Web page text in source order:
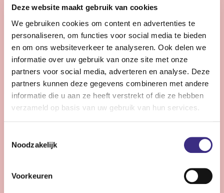
Deze website maakt gebruik van cookies
We gebruiken cookies om content en advertenties te
personaliseren, om functies voor social media te bieden
en om ons websiteverkeer te analyseren. Ook delen we
informatie over uw gebruik van onze site met onze
partners voor social media, adverteren en analyse. Deze
partners kunnen deze gegevens combineren met andere
informatie die u aan ze heeft verstrekt of die ze hebben
verzameld op basis van uw gebruik van hun services.
Noodzakelijk
Voorkeuren
Ben jij toe aan een betekenisvolle baan in de zorg? Wij
zoeken een nieuwe collega die ons team komt
versterken in de zorg voor mensen met een ernstig
meervoudige beperking (EMB).
Bekijk vacature
Stiens
Wil jij het verschil maken voor cliënten met complexe